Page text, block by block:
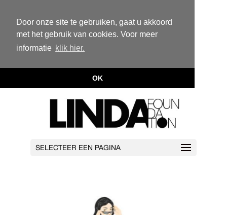
Door onze site te gebruiken, gaat u akkoord
met het gebruik van cookies. Voor meer
informatie klik hier.
OK
SELECTEER EEN PAGINA